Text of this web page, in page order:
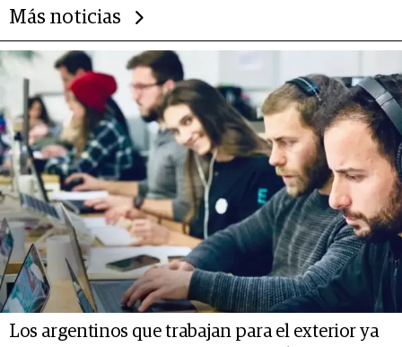
Más noticias
Los argentinos que trabajan para el exterior ya